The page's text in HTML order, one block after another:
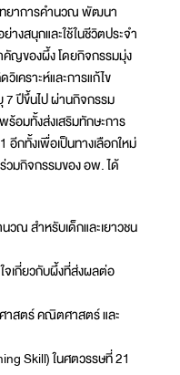
ทยาการคำนวณ พัฒนา
งสนุกและใช้ในชีวิตประจำ
คัญของผึ้ง โดยกิจกรรมมุ่ง
คราะห์และการแก้ไข
7 ปีขึ้นไป ผ่านกิจกรรม
อมทั้งส่งเสริมทักษะการ
อีกทั้งเพื่อเป็นทางเลือกใหม่
วมกิจกรรมของ อพ. ได้
ณ สำหรับเด็กและเยาวชน
จเกี่ยวกับผึ้งที่ส่งผลต่อ
ศาสตร์ คณิตศาสตร์ และ
Skill) ในศตวรรษที่ 21